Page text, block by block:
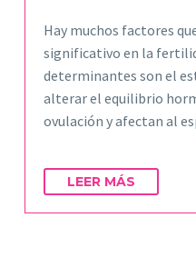
Hay muchos factores
significativo en la
determinantes son el
alterar el equilibrio
ovulación y afectan al
LEER MÁS